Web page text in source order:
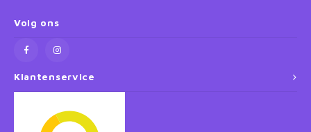
Volg ons
Klantenservice